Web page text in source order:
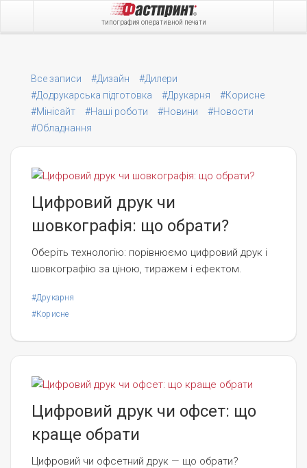
типография оперативной печати
Все записи #Дизайн
#Дилери
#Додрукарська підготовка
#Друкарня
#Корисне
#Мінісайт
#Наші роботи #Новини
#Новости
#Обладнання
Цифровий друк чи
шовкографія: що обрати?
Оберіть технологію: порівнюємо цифровий друк і
шовкографію за ціною, тиражем і ефектом.
#Друкарня
#Корисне
Цифровий друк чи офсет: що
краще обрати
Цифровий чи офсетний друк — що обрати?